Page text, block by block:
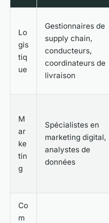
Lo
gis
tiq
ue
Gestionnaires de
supply chain,
conducteurs,
coordinateurs de
livraison
M
ar
ke
tin
g
Spécialistes en
marketing digital,
analystes de
données
Co
m